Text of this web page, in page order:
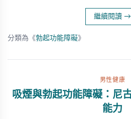
繼續閱讀 →
分類為《勃起功能障礙》
男性健康
吸煙與勃起功能障礙：尼
能力